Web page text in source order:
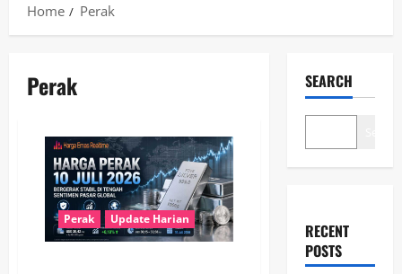
Home
Perak
Perak
Perak Update Harian
SEARCH
RECENT
POSTS